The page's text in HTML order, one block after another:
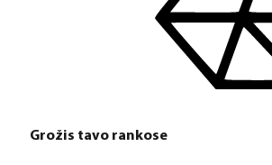
Grožis tavo rankose